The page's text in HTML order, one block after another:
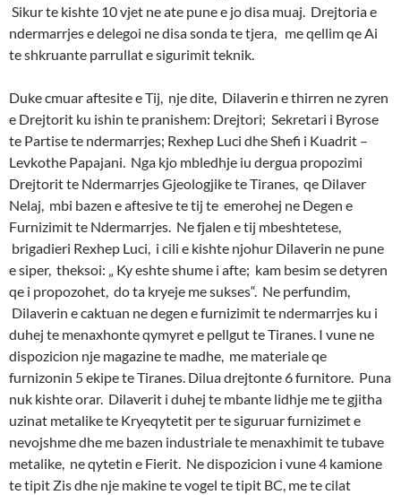
Sikur te kishte 10 vjet ne ate pune e jo disa muaj. Drejtoria e
ndermarrjes e delegoi ne disa sonda te tjera, me qellim qe Ai
te shkruante parrullat e sigurimit teknik.
Duke cmuar aftesite e Tij, nje dite, Dilaverin e thirren ne zyren
e Drejtorit ku ishin te pranishem: Drejtori; Sekretari i Byrose
te Partise te ndermarrjes; Rexhep Luci dhe Shefi i Kuadrit –
Levkothe Papajani. Nga kjo mbledhje iu dergua propozimi
Drejtorit te Ndermarrjes Gjeologjike te Tiranes, qe Dilaver
Nelaj, mbi bazen e aftesive te tij te emerohej ne Degen e
Furnizimit te Ndermarrjes. Ne fjalen e tij mbeshtetese,
brigadieri Rexhep Luci, i cili e kishte njohur Dilaverin ne pune
e siper, theksoi: „ Ky eshte shume i afte; kam besim se detyren
qe i propozohet, do ta kryeje me sukses“. Ne perfundim,
Dilaverin e caktuan ne degen e furnizimit te ndermarrjes ku i
duhej te menaxhonte qymyret e pellgut te Tiranes. I vune ne
dispozicion nje magazine te madhe, me materiale qe
furnizonin 5 ekipe te Tiranes. Dilua drejtonte 6 furnitore. Puna
nuk kishte orar. Dilaverit i duhej te mbante lidhje me te gjitha
uzinat metalike te Kryeqytetit per te siguruar furnizimet e
nevojshme dhe me bazen industriale te menaxhimit te tubave
metalike, ne qytetin e Fierit. Ne dispozicion i vune 4 kamione
te tipit Zis dhe nje makine te vogel te tipit BC, me te cilat